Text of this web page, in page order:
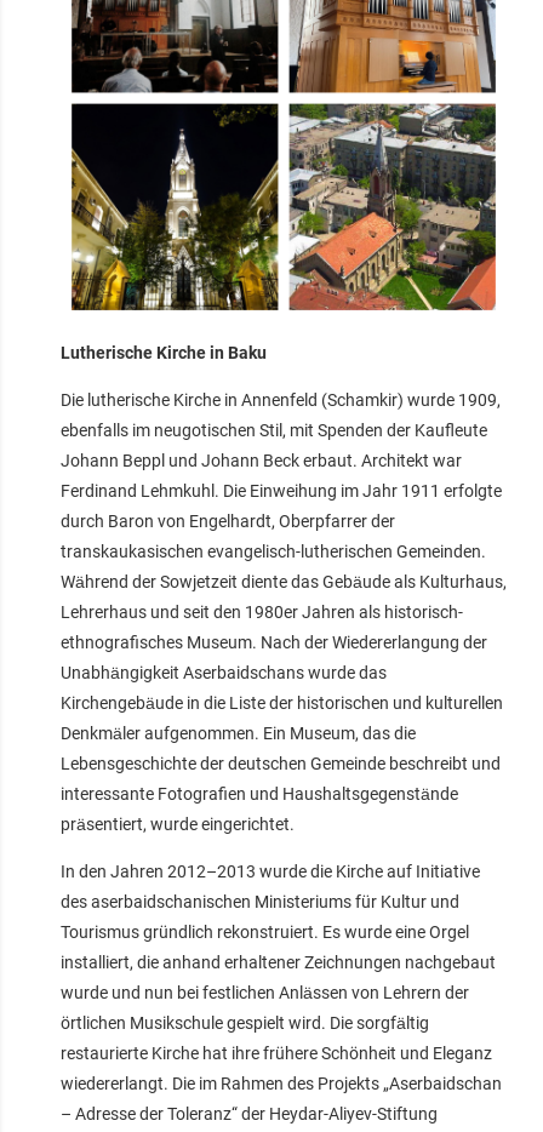
Lutherische Kirche in Baku
Die lutherische Kirche in Annenfeld (Schamkir) wurde 1909,
ebenfalls im neugotischen Stil, mit Spenden der Kaufleute
Johann Beppl und Johann Beck erbaut. Architekt war
Ferdinand Lehmkuhl. Die Einweihung im Jahr 1911 erfolgte
durch Baron von Engelhardt, Oberpfarrer der
transkaukasischen evangelisch-lutherischen Gemeinden.
Während der Sowjetzeit diente das Gebäude als Kulturhaus,
Lehrerhaus und seit den 1980er Jahren als historisch-
ethnografisches Museum. Nach der Wiedererlangung der
Unabhängigkeit Aserbaidschans wurde das
Kirchengebäude in die Liste der historischen und kulturellen
Denkmäler aufgenommen. Ein Museum, das die
Lebensgeschichte der deutschen Gemeinde beschreibt und
interessante Fotografien und Haushaltsgegenstände
präsentiert, wurde eingerichtet.
In den Jahren 2012–2013 wurde die Kirche auf Initiative
des aserbaidschanischen Ministeriums für Kultur und
Tourismus gründlich rekonstruiert. Es wurde eine Orgel
installiert, die anhand erhaltener Zeichnungen nachgebaut
wurde und nun bei festlichen Anlässen von Lehrern der
örtlichen Musikschule gespielt wird. Die sorgfältig
restaurierte Kirche hat ihre frühere Schönheit und Eleganz
wiedererlangt. Die im Rahmen des Projekts „Aserbaidschan
– Adresse der Toleranz“ der Heydar-Aliyev-Stiftung